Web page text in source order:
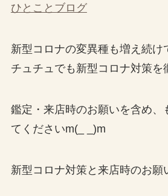
ひとことブログ
新型コロナの変異種も増え続け
チュチュでも新型コロナ対策を
鑑定・来店時のお願いを含め、
てくださいm(_ _)m
新型コロナ対策と来店時のお願